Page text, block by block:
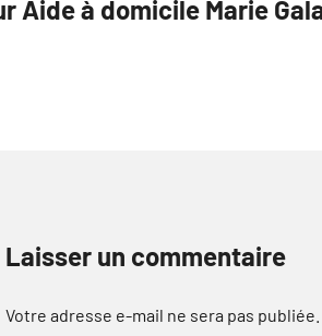
Aide à domicile Marie
Laisser un commentaire
Votre adresse e-mail ne sera pas publiée.